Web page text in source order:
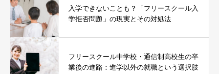
入学できないことも？「フリースクール入
学拒否問題」の現実とその対処法
フリースクール中学校・通信制高校生の卒
業後の進路：進学以外の就職という選択肢